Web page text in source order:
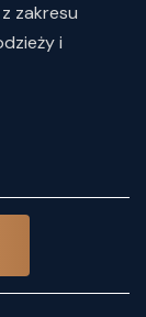
z zakresu
i